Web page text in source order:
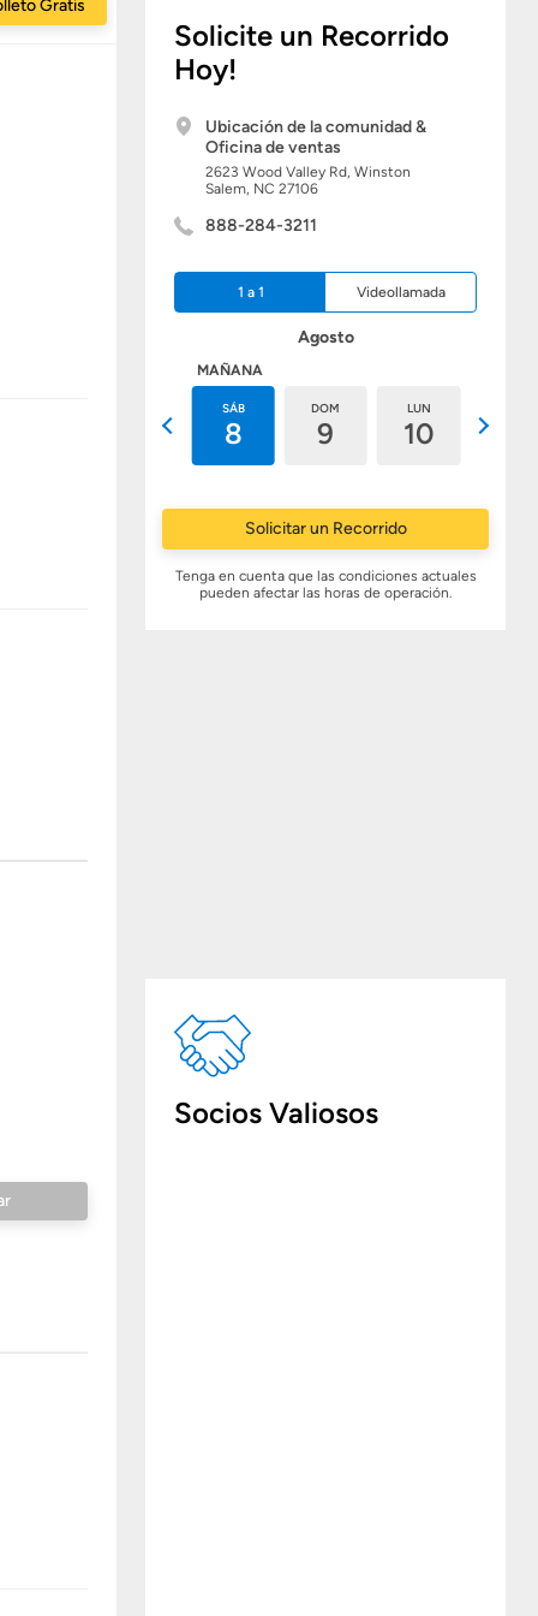
Solicite un Recorrido
Hoy!
Ubicación de la comunidad &
Oficina de ventas
2623 Wood Valley Rd, Winston
Salem, NC 27106
888-284-3211
1 a 1 Videollamada
Agosto
MAÑANA
SÁB
8
DOM
9
LUN
10
Solicitar un Recorrido
Tenga en cuenta que las condiciones actuales
pueden afectar las horas de operación.
Socios Valiosos
Gratis